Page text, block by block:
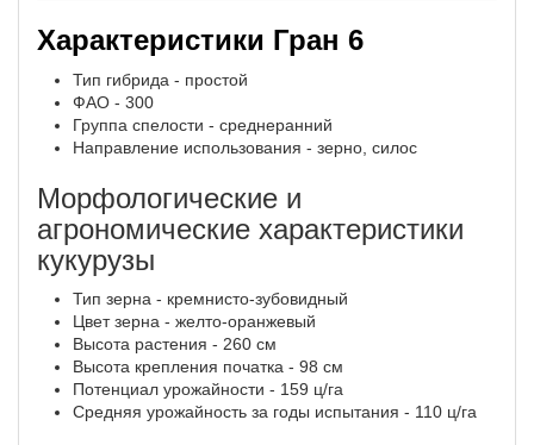
Характеристики Гран 6
Тип гибрида - простой
ФАО - 300
Группа спелости - среднеранний
Направление использования - зерно, силос
Морфологические и
агрономические характеристики
кукурузы
Тип зерна - кремнисто-зубовидный
Цвет зерна - желто-оранжевый
Высота растения - 260 см
Высота крепления початка - 98 см
Потенциал урожайности - 159 ц/га
Средняя урожайность за годы испытания - 110 ц/га